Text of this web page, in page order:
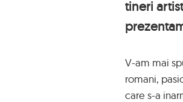
tineri
V-am mai
romani,
care s-a